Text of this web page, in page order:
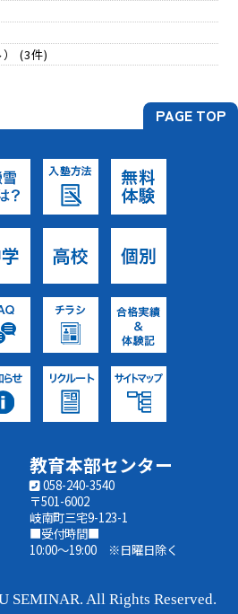
(3件)
教育本部センター
058-240-3540
〒501-6002
岐南町三宅9-123-1
■受付時間■
10:00～19:00 ※日曜日除く
All Rights Reserved.